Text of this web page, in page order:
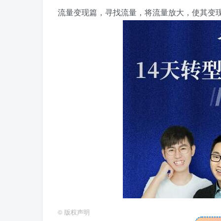
流量变现篇，寻找流量，将流量放大，使其变
© 版权声明